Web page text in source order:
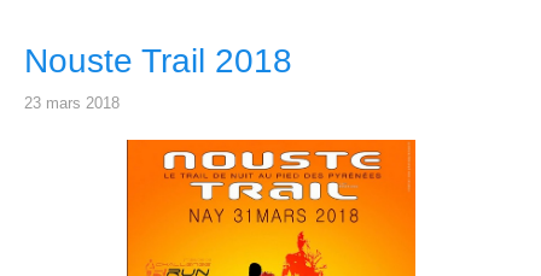
Nouste Trail 2018
23 mars 2018